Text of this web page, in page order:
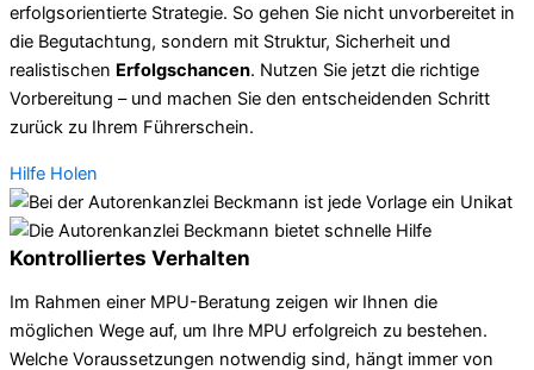
erfolgsorientierte Strategie. So gehen Sie nicht unvorbereitet in
die Begutachtung, sondern mit Struktur, Sicherheit und
realistischen Erfolgschancen. Nutzen Sie jetzt die richtige
Vorbereitung – und machen Sie den entscheidenden Schritt
zurück zu Ihrem Führerschein.
Hilfe Holen
Kontrolliertes Verhalten
Im Rahmen einer MPU-Beratung zeigen wir Ihnen die
möglichen Wege auf, um Ihre MPU erfolgreich zu bestehen.
Welche Voraussetzungen notwendig sind, hängt immer von